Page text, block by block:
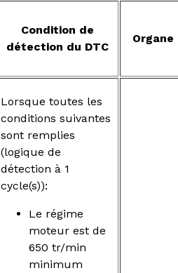
Condition de
détection du DTC
Lorsque toutes les
conditions suivantes
sont remplies
(logique de
détection à 1
cycle(s)):
Le régime
moteur est de
650 tr/min
minimum